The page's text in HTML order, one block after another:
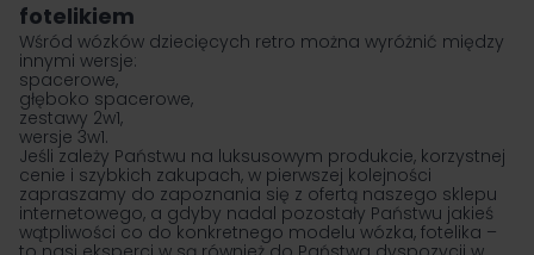
fotelikiem
Wśród wózków dziecięcych retro można wyróżnić między
innymi wersje:
spacerowe,
głęboko spacerowe,
zestawy 2w1,
wersje 3w1.
Jeśli zależy Państwu na luksusowym produkcie, korzystnej
cenie i szybkich zakupach, w pierwszej kolejności
zapraszamy do zapoznania się z ofertą naszego sklepu
internetowego, a gdyby nadal pozostały Państwu jakieś
wątpliwości co do konkretnego modelu wózka, fotelika –